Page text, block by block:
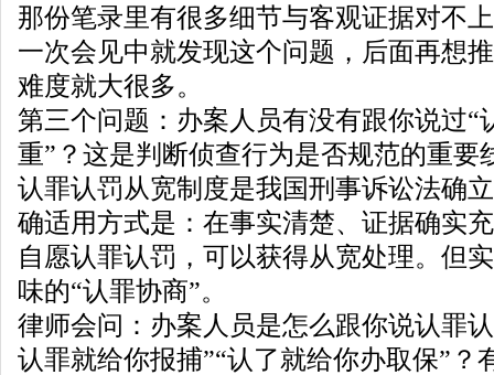
那份笔录里有很多细节与客观证据对不
一次会见中就发现这个问题，后面再想
难度就大很多。
第三个问题：办案人员有没有跟你说过“
重”？这是判断侦查行为是否规范的重要
认罪认罚从宽制度是我国刑事诉讼法确
确适用方式是：在事实清楚、证据确实
自愿认罪认罚，可以获得从宽处理。但
味的“认罪协商”。
律师会问：办案人员是怎么跟你说认罪
认罪就给你报捕”“认了就给你办取保”？